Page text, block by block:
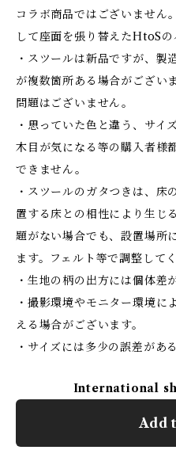
コラボ商品ではございません
して座面を張り替えたHtoSの
・スツールは新品ですが、製
が複数箇所ある場合がござい
問題はございません。
・思っていた色と違う、サイ
木目が気になる等の購入者様
できません。
・スツールのガタつきは、床
置する床との相性により生じ
題がない場合でも、設置場所
ます。フェルト等で調整して
・生地の柄の出方には個体差
・撮影環境やモニター環境に
える場合がございます。
・サイズには多少の誤差があ
International
Add